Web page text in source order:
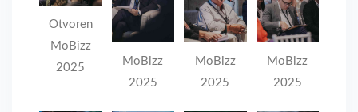
Otvoren
MoBizz
2025
MoBizz
2025
MoBizz
2025
MoBizz
2025